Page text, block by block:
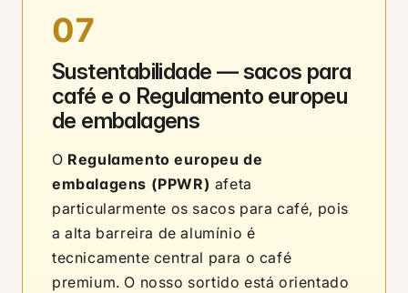
07
Sustentabilidade — sacos para
café e o Regulamento europeu
de embalagens
O Regulamento europeu de
embalagens (PPWR) afeta
particularmente os sacos para café, pois
a alta barreira de alumínio é
tecnicamente central para o café
premium. O nosso sortido está orientado